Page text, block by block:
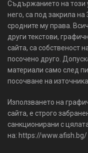
Съдържанието на този
него, са под закрила на
сродните му права.
други текстови,
сайта, са собственост
посочено друго.
материали само след
посочване на
Използването на
сайта, е строго
санкционирани с
на: https://www.afish.bg/